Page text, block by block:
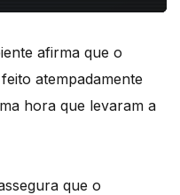
afirma que o
atempadamente
hora que levaram a
que o